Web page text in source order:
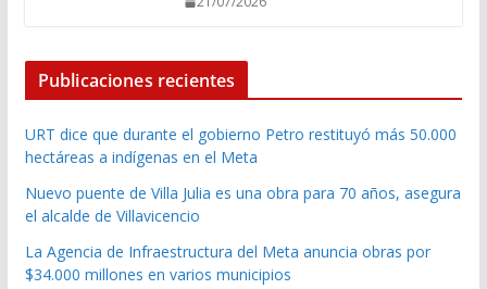
Publicaciones recientes
URT dice que durante el gobierno Petro restituyó más 50.000
hectáreas a indígenas en el Meta
Nuevo puente de Villa Julia es una obra para 70 años, asegura
el alcalde de Villavicencio
La Agencia de Infraestructura del Meta anuncia obras por
$34.000 millones en varios municipios